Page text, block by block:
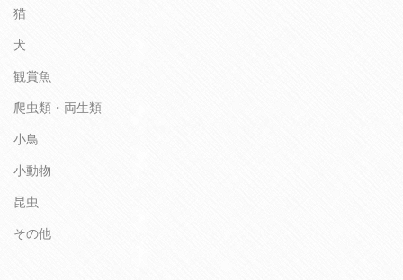
猫
犬
観賞魚
爬虫類・両生類
小鳥
小動物
昆虫
その他